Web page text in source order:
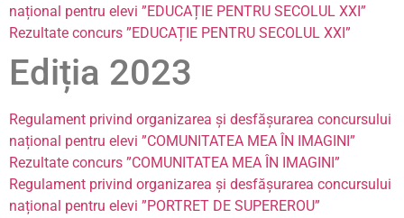
național pentru elevi ”EDUCAȚIE PENTRU SECOLUL XXI”
Rezultate concurs ”EDUCAȚIE PENTRU SECOLUL XXI”
Ediția 2023
Regulament privind organizarea și desfășurarea concursului
național pentru elevi ”COMUNITATEA MEA ÎN IMAGINI”
Rezultate concurs ”COMUNITATEA MEA ÎN IMAGINI”
Regulament privind organizarea și desfășurarea concursului
național pentru elevi ”PORTRET DE SUPEREROU”